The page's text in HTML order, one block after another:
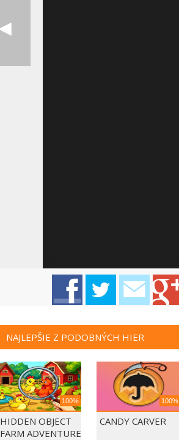
NAJLEPŠIE Z PODOBNÝCH HIER
100%
HIDDEN OBJECT
FARM ADVENTURE
100%
CANDY CARVER